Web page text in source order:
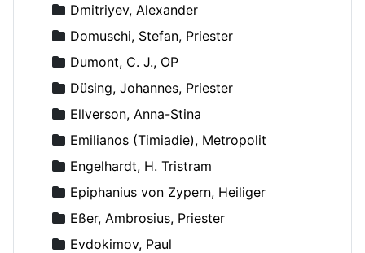
Dmitriyev, Alexander
Domuschi, Stefan, Priester
Dumont, C. J., OP
Düsing, Johannes, Priester
Ellverson, Anna-Stina
Emilianos (Timiadie), Metropolit
Engelhardt, H. Tristram
Epiphanius von Zypern, Heiliger
Eßer, Ambrosius, Priester
Evdokimov, Paul